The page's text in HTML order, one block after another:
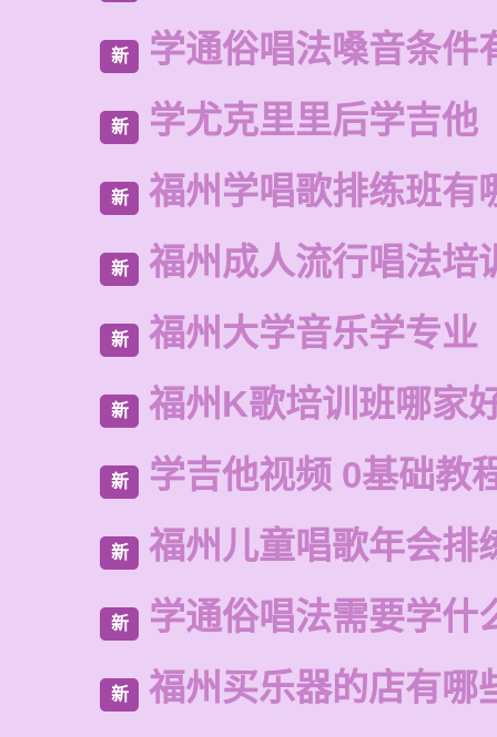
新 学通俗唱法嗓音条件
新 学尤克里里后学吉他
新 福州学唱歌排练班有
新 福州成人流行唱法培
新 福州大学音乐学专业
新 福州K歌培训班哪家
新 学吉他视频 0基础教
新 福州儿童唱歌年会排
新 学通俗唱法需要学什
新 福州买乐器的店有哪